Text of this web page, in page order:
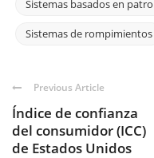
Sistemas basados en
Sistemas de rompimientos
Previous Article
Índice de confianza
del consumidor (ICC)
de Estados Unidos